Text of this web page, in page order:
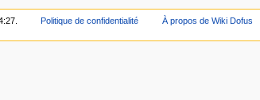
Politique de confidentialité À propos de Wiki Dofus